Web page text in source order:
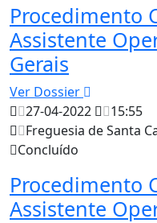
Procedimento
Assistente
Gerais
Ver Dossier
27-04-2022
15:55
Freguesia de Santa
Concluído
Procedimento
Assistente